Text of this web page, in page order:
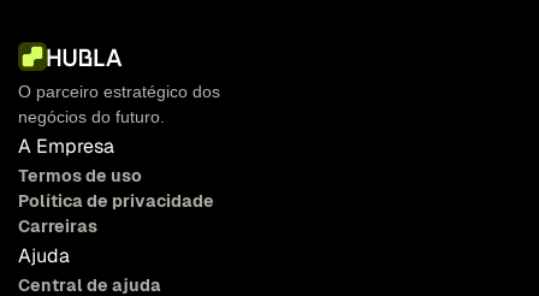
O parceiro estratégico dos
negócios do futuro.
A Empresa
Termos de uso
Política de privacidade
Carreiras
Ajuda
Central de ajuda